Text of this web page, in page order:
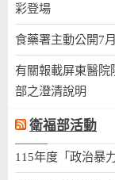
彩登場
食藥署主動公開7
有關報載屏東醫院
部之澄清說明
衛福部活動
115年度「政治暴